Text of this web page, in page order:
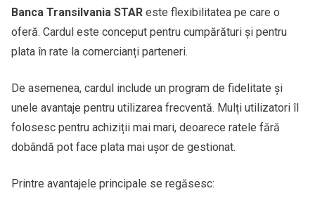
Banca Transilvania STAR este flexibilitatea pe care o
oferă. Cardul este conceput pentru cumpărături și pentru
plata în rate la comercianți parteneri.
De asemenea, cardul include un program de fidelitate și
unele avantaje pentru utilizarea frecventă. Mulți utilizatori îl
folosesc pentru achiziții mai mari, deoarece ratele fără
dobândă pot face plata mai ușor de gestionat.
Printre avantajele principale se regăsesc: